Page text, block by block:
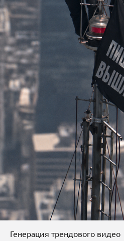
Генерация трендового видео